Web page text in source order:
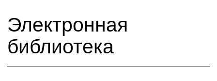
Электронная
библиотека